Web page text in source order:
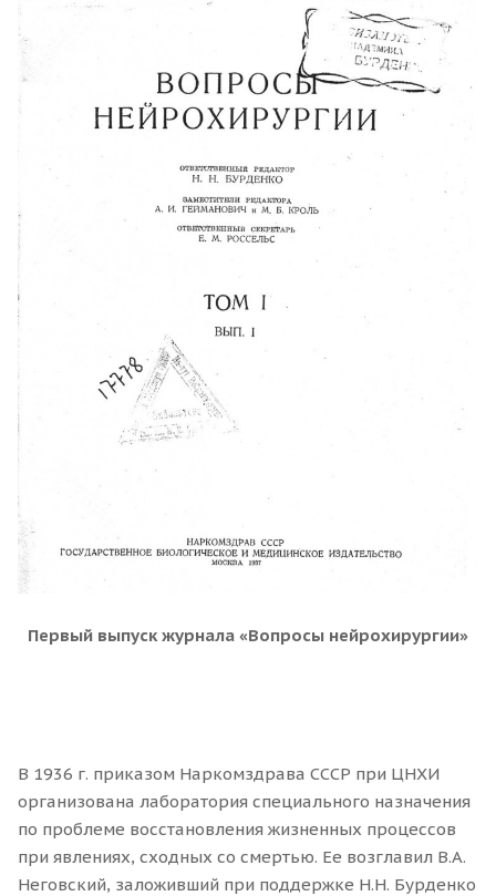
Первый выпуск журнала «Вопросы нейрохирургии»
В 1936 г. приказом Наркомздрава СССР при ЦНХИ
организована лаборатория специального назначения
по проблеме восстановления жизненных процессов
при явлениях, сходных со смертью. Ее возглавил В.А.
Неговский, заложивший при поддержке Н.Н. Бурденко